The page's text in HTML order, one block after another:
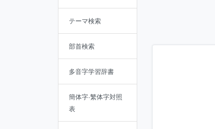
テーマ検索
部首検索
多音字学習辞書
簡体字·繁体字対照
表